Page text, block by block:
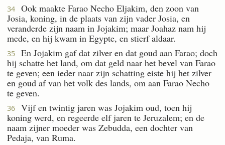
34
Ook maakte Farao Necho Eljakim, den zoon van
Josia, koning, in de plaats van zijn vader Josia, en
veranderde zijn naam in Jojakim; maar Joahaz nam hij
mede, en hij kwam in Egypte, en stierf aldaar.
35
En Jojakim gaf dat zilver en dat goud aan Farao; doch
hij schatte het land, om dat geld naar het bevel van Farao
te geven; een ieder naar zijn schatting eiste hij het zilver
en goud af van het volk des lands, om aan Farao Necho
te geven.
36
Vijf en twintig jaren was Jojakim oud, toen hij
koning werd, en regeerde elf jaren te Jeruzalem; en de
naam zijner moeder was Zebudda, een dochter van
Pedaja, van Ruma.